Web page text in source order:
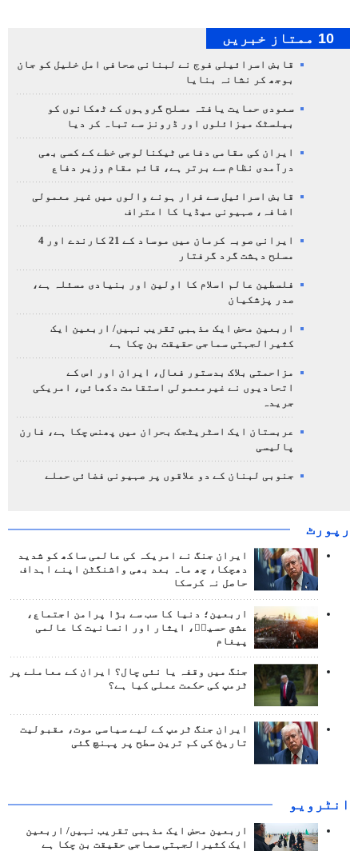
10 ممتاز خبریں
قابض اسرائیلی فوج نے لبنانی صحافی امل خلیل کو جان
بوجھ کر نشانہ بنایا
سعودی حمایت یافتہ مسلح گروہوں کے ٹھکانوں کو
بیلسٹک میزائلوں اور ڈرونز سے تباہ کر دیا
ایران کی مقامی دفاعی ٹیکنالوجی خطے کے کسی بھی
درآمدی نظام سے برتر ہے، قائم مقام وزیر دفاع
قابض اسرائیل سے فرار ہونے والوں میں غیر معمولی
اضافہ، صہیونی میڈیا کا اعتراف
ایرانی صوبہ کرمان میں موساد کے 21 کارندے اور 4
مسلح دہشت گرد گرفتار
فلسطین عالم اسلام کا اولین اور بنیادی مسئلہ ہے،
صدر پزشکیان
اربعین محض ایک مذہبی تقریب نہیں/ اربعین ایک
کثیرالجہتی سماجی حقیقت بن چکا ہے
مزاحمتی بلاک بدستور فعال، ایران اور اس کے
اتحادیوں نے غیرمعمولی استقامت دکھائی، امریکی
جریدہ
عربستان ایک اسٹریٹجک بحران میں پھنس چکا ہے، فارن
پالیسی
جنوبی لبنان کے دو علاقوں پر صہیونی فضائی حملے
رپورٹ
ایران جنگ نے امریکہ کی عالمی ساکھ کو شدید
دھچکا، چھ ماہ بعد بھی واشنگٹن اپنے اہداف
حاصل نہ کرسکا
اربعین؛ دنیا کا سب سے بڑا پرامن اجتماع،
عشق حسینؑ، ایثار اور انسانیت کا عالمی
پیغام
جنگ میں وقفہ یا نئی چال؟ ایران کے معاملے پر
ٹرمپ کی حکمت عملی کیا ہے؟
ایران جنگ ٹرمپ کے لیے سیاسی موت، مقبولیت
تاریخ کی کم ترین سطح پر پہنچ گئی
انٹرويو
اربعین محض ایک مذہبی تقریب نہیں/ اربعین
ایک کثیرالجہتی سماجی حقیقت بن چکا ہے